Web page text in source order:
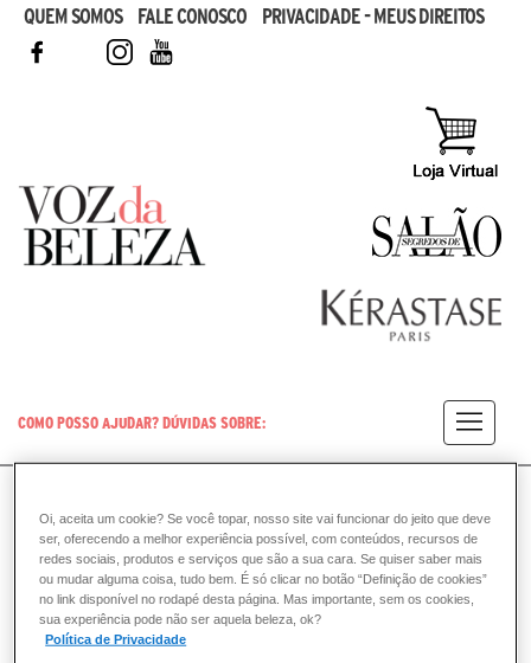
QUEM SOMOS FALE CONOSCO
PRIVACIDADE - MEUS DIREITOS
FACEBOOKTWITTERINSTAGRAM
COMO POSSO AJUDAR? DÚVIDAS SOBRE:
CONSULTORIA DE PRODUTOS KÉRASTASE
Por que os cabelos caem?
Em primeiro lugar, devemos caracterizar três condições
que são confundidas com a queda dos cabelos: a quebra
dos fios, a falta de crescimento e a queda propriamente
Oi, aceita um cookie? Se você topar, nosso site vai funcionar do jeito que deve
ser, oferecendo a melhor experiência possível, com conteúdos, recursos de
redes sociais, produtos e serviços que são a sua cara. Se quiser saber mais
ou mudar alguma coisa, tudo bem. É só clicar no botão “Definição de cookies”
no link disponível no rodapé desta página. Mas importante, sem os cookies,
sua experiência pode não ser aquela beleza, ok?
Política de Privacidade